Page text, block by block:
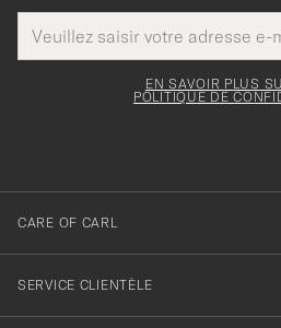
de
courrier
Merci
pour
EN SAVOIR PLUS
POLITIQUE DE
CARE OF CARL
SERVICE CLIENTÈLE